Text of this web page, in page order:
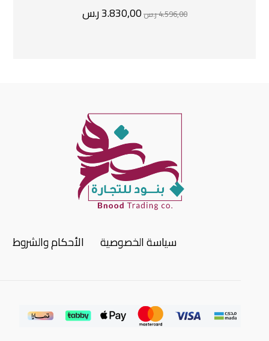
4.596,00ر.س3.830,00ر.س
سياسة الخصوصية الأحكام والشروط